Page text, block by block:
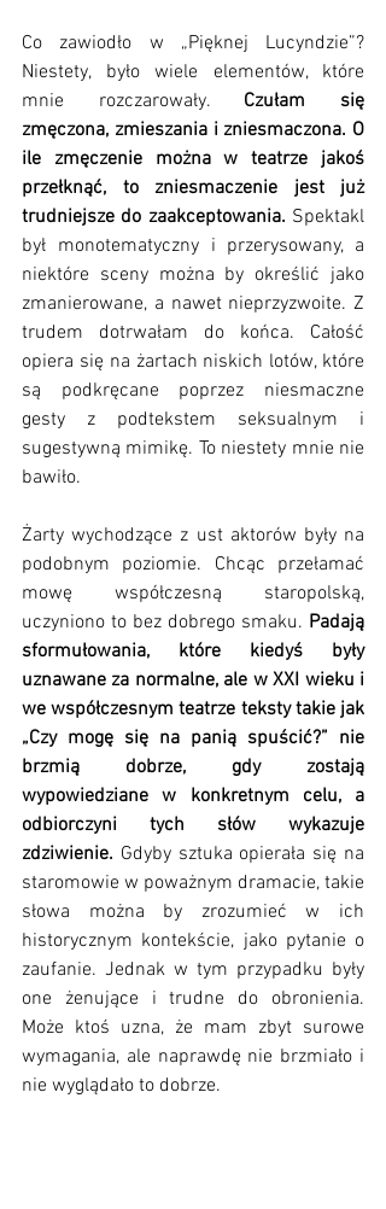
Co zawiodło w „Pięknej Lucyndzie”?
Niestety, było wiele elementów, które
mnie rozczarowały. Czułam się
zmęczona, zmieszania i zniesmaczona. O
ile zmęczenie można w teatrze jakoś
przełknąć, to zniesmaczenie jest już
trudniejsze do zaakceptowania. Spektakl
był monotematyczny i przerysowany, a
niektóre sceny można by określić jako
zmanierowane, a nawet nieprzyzwoite. Z
trudem dotrwałam do końca. Całość
opiera się na żartach niskich lotów, które
są podkręcane poprzez niesmaczne
gesty z podtekstem seksualnym i
sugestywną mimikę. To niestety mnie nie
bawiło.
Żarty wychodzące z ust aktorów były na
podobnym poziomie. Chcąc przełamać
mowę współczesną staropolską,
uczyniono to bez dobrego smaku. Padają
sformułowania, które kiedyś były
uznawane za normalne, ale w XXI wieku i
we współczesnym teatrze teksty takie jak
„Czy mogę się na panią spuścić?” nie
brzmią dobrze, gdy zostają
wypowiedziane w konkretnym celu, a
odbiorczyni tych słów wykazuje
zdziwienie. Gdyby sztuka opierała się na
staromowie w poważnym dramacie, takie
słowa można by zrozumieć w ich
historycznym kontekście, jako pytanie o
zaufanie. Jednak w tym przypadku były
one żenujące i trudne do obronienia.
Może ktoś uzna, że mam zbyt surowe
wymagania, ale naprawdę nie brzmiało i
nie wyglądało to dobrze.